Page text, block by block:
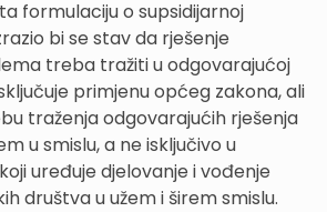
formulaciju o supsidijarnoj
bi se stav da rješenje
treba tražiti u odgovarajućoj
primjenu općeg zakona, ali
traženja odgovarajućih rješenja
u smislu, a ne isključivo u
uređuje djelovanje i vođenje
društva u užem i širem smislu.